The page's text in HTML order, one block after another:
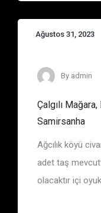
Ağustos 31, 2023
Eşkiya
By admin
Çalgılı
Samirsanha
Ağcılık köyü
adet taş
olacaktır içi